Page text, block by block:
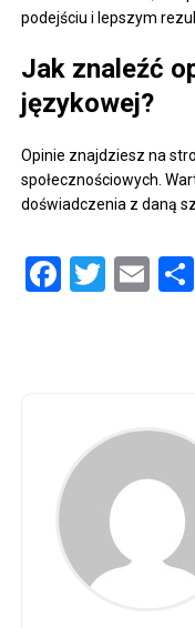
podejściu i lepszym
Jak znaleźć
językowej?
Opinie znajdziesz na
społecznościowych.
doświadczenia z daną
Facebook
Twitter